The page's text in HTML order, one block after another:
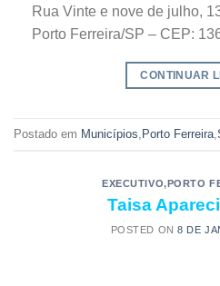
Rua Vinte e nove de julho,
Porto Ferreira/SP – CEP:
CONTINUAR
Postado em Municípios Porto Ferreira
EXECUTIVO, PORTO
Taisa
POSTED ON8 DE